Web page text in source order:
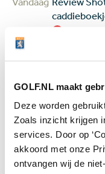
GOLF.NL maakt
Deze worden
Zoals inzicht krijgen
services. Door op
akkoord met onze
ontvangen wij de
Golfbaan
worden op
07 aug
In golf kent
verschil
Topgolf